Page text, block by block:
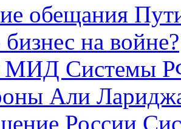
обещания
на войне?
МИД Системы
Али
России